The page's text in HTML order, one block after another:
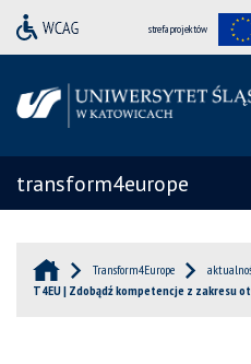
strefa projektów
transform4europe
Transform4Europe
T4EU | Zdobądź kompetencje z zakresu